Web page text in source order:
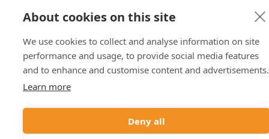
Copyright © 2026 Monema Communications S.L.
About cookies on this site
We use cookies to collect and analyse information on site
performance and usage, to provide social media features
and to enhance and customise content and advertisements.
Learn more
Deny all